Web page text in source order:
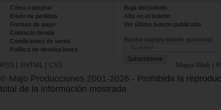
Cómo comprar
Envío de pedidos
Formas de pago
Contacto tienda
Condiciones de venta
Política de devoluciones
Baja del boletin
Alta en el boletin
Ver último boletin publicado
Recibe nuestro boletín quincenal.
RSS | XHTML | CSS Mapa Web |
© Majo Producciones 2001-2026 - Prohibida la
total de la información mostrada